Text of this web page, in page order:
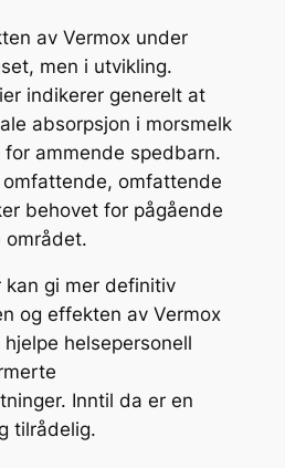
av Vermox under
men i utvikling.
indikerer generelt at
absorpsjon i morsmelk
ammende spedbarn.
omfattende
behovet for pågående
området.
gi mer definitiv
og effekten av Vermox
helsepersonell
Inntil da er en
tilrådelig.